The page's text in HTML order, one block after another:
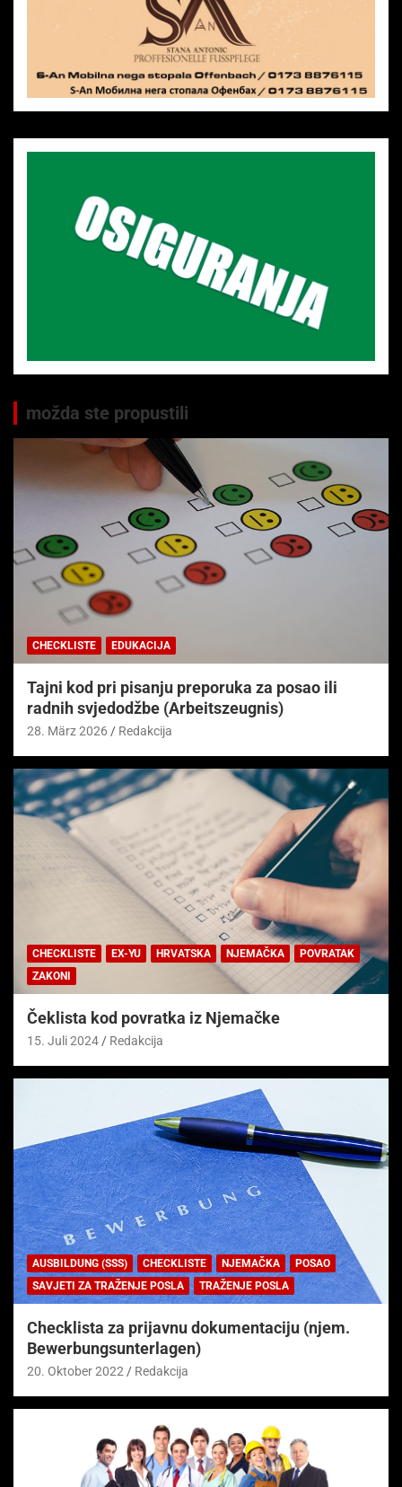
možda ste propustili
CHECKLISTE EDUKACIJA
Tajni kod pri pisanju preporuka za posao ili
radnih svjedodžbe (Arbeitszeugnis)
28. März 2026 Redakcija
CHECKLISTE EX-YU HRVATSKA NJEMAČKA
POVRATAK
ZAKONI
Čeklista kod povratka iz Njemačke
15. Juli 2024 Redakcija
AUSBILDUNG (SSS) CHECKLISTE NJEMAČKA
POSAO
SAVJETI ZA TRAŽENJE POSLA
TRAŽENJE POSLA
Checklista za prijavnu dokumentaciju (njem.
Bewerbungsunterlagen)
20. Oktober 2022 Redakcija